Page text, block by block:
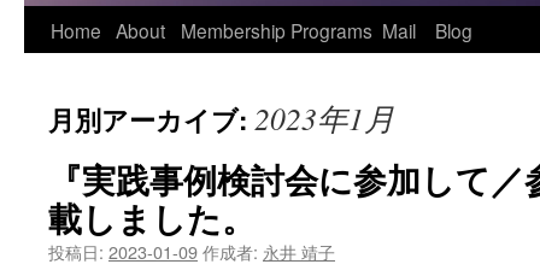
Home About Membership Programs Mail Blog
月別アーカイブ: 2023年1月
『実践事例検討会に参加して
載しました。
投稿日: 2023-01-09作成者: 永井 靖子